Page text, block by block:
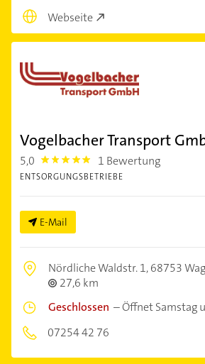
Webseite
Vogelbacher Transport
5,0 5.0 1 Bewertung
ENTSORGUNGSBETRIEBE
E-Mail
Nördliche Waldstr. 1,68753
27,6 km
Geschlossen –Öffnet Samstag
07254 42 76